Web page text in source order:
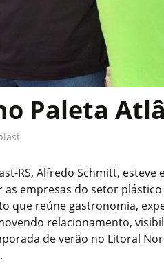
Paleta
RS, Alfredo Schmitt, esteve
empresas do setor
que reúne gastronomia,
relacionamento,
de verão no Litoral